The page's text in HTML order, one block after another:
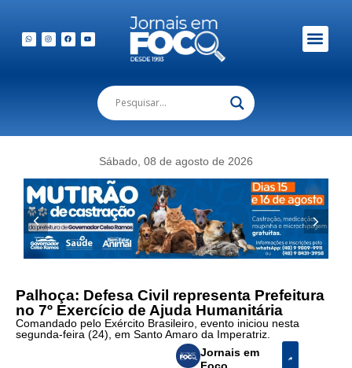
Sábado, 08 de agosto de 2026
Palhoça: Defesa Civil representa Prefeitura
no 7º Exercício de Ajuda Humanitária
Comandado pelo Exército Brasileiro, evento iniciou nesta
segunda-feira (24), em Santo Amaro da Imperatriz.
Jornais em